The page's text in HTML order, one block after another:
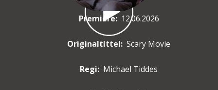
Premiere: 12.06.2026
Originaltittel: Scary Movie
Regi: Michael Tiddes